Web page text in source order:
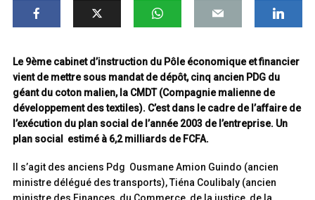
Le 9ème cabinet d’instruction du Pôle économique et financier
vient de mettre sous mandat de dépôt, cinq ancien PDG du
géant du coton malien, la CMDT (Compagnie malienne de
développement des textiles). C’est dans le cadre de l’affaire de
l’exécution du plan social de l’année 2003 de l’entreprise. Un
plan social estimé à 6,2 milliards de FCFA.
Il s’agit des anciens Pdg Ousmane Amion Guindo (ancien
ministre délégué des transports), Tiéna Coulibaly (ancien